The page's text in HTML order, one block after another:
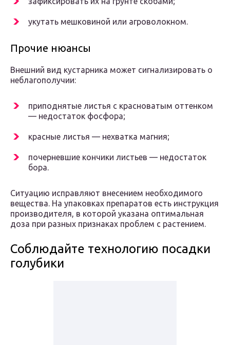
укутать мешковиной или агроволокном.
Прочие нюансы
Внешний вид кустарника может сигнализировать о
неблагополучии:
приподнятые листья с красноватым оттенком
— недостаток фосфора;
красные листья — нехватка магния;
почерневшие кончики листьев — недостаток
бора.
Ситуацию исправляют внесением необходимого
вещества. На упаковках препаратов есть инструкция
производителя, в которой указана оптимальная
доза при разных признаках проблем с растением.
Соблюдайте технологию посадки
голубики